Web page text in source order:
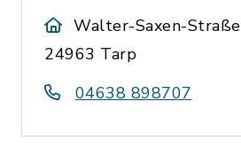
Walter-Saxen-
24963 Tarp
04638 898707